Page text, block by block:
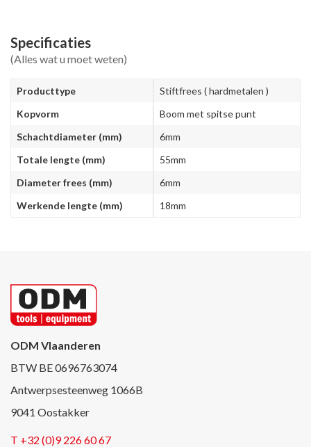
Specificaties
(Alles wat u moet weten)
Producttype
Stiftfrees ( hardmetalen )
Kopvorm
Boom met spitse punt
Schachtdiameter (mm)
6mm
Totale lengte (mm)
55mm
Diameter frees (mm)
6mm
Werkende lengte (mm)
18mm
ODM Vlaanderen
BTW BE 0696763074
Antwerpsesteenweg 1066B
9041 Oostakker
T +32 (0)9 226 60 67